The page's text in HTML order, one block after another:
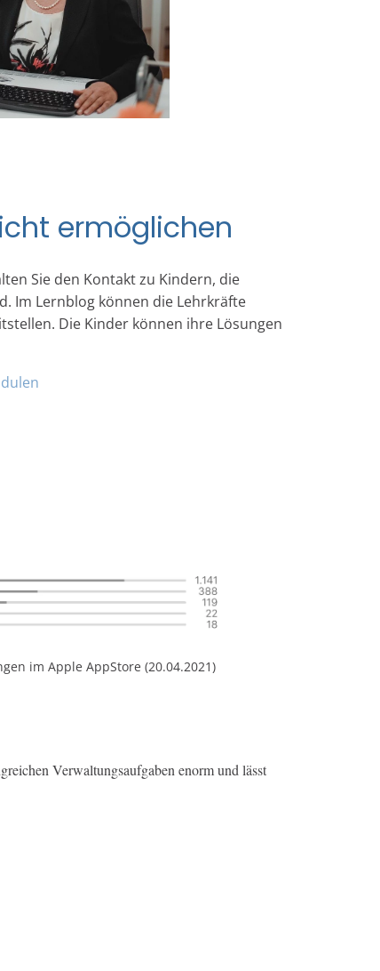
ermöglichen
Sie den Kontakt zu Kindern, die
Im Lernblog können die Lehrkräfte
Die Kinder können ihre Lösungen
im Apple AppStore (20.04.2021)
Verwaltungsaufgaben enorm und lässt